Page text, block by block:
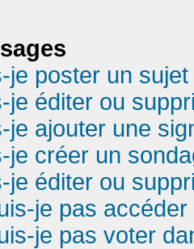
je poster un
je éditer ou
je ajouter une
je créer un
je éditer ou
je pas
je pas voter